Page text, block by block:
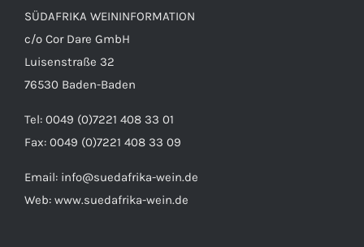
SÜDAFRIKA WEININFORMATION
c/o Cor Dare GmbH
Luisenstraße 32
76530 Baden-Baden
Tel: 0049 (0)7221 408 33 01
Fax: 0049 (0)7221 408 33 09
Email: info@suedafrika-wein.de
Web: www.suedafrika-wein.de